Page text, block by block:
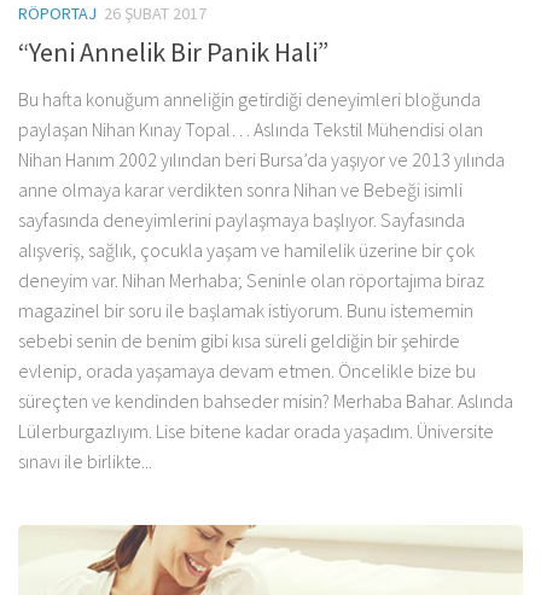
RÖPORTAJ 26 ŞUBAT 2017
“Yeni Annelik Bir Panik Hali”
Bu hafta konuğum anneliğin getirdiği deneyimleri bloğunda
paylaşan Nihan Kınay Topal… Aslında Tekstil Mühendisi olan
Nihan Hanım 2002 yılından beri Bursa’da yaşıyor ve 2013 yılında
anne olmaya karar verdikten sonra Nihan ve Bebeği isimli
sayfasında deneyimlerini paylaşmaya başlıyor. Sayfasında
alışveriş, sağlık, çocukla yaşam ve hamilelik üzerine bir çok
deneyim var. Nihan Merhaba; Seninle olan röportajıma biraz
magazinel bir soru ile başlamak istiyorum. Bunu istememin
sebebi senin de benim gibi kısa süreli geldiğin bir şehirde
evlenip, orada yaşamaya devam etmen. Öncelikle bize bu
süreçten ve kendinden bahseder misin? Merhaba Bahar. Aslında
Lülerburgazlıyım. Lise bitene kadar orada yaşadım. Üniversite
sınavı ile birlikte...